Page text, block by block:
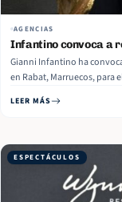
AGENCIAS
Infantino convoca a
Gianni Infantino ha
en Rabat, Marruecos, para
Arsenal, Arsène Wenger,
LEER MÁS
ESPECTÁCULOS